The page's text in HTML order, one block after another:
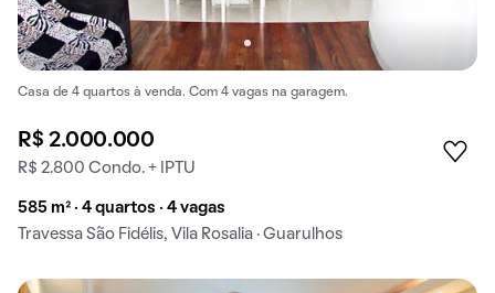
Casa de 4 quartos à venda. Com 4 vagas na garagem.
R$ 2.000.000
R$ 2.800 Condo. + IPTU
585 m² · 4 quartos · 4 vagas
Travessa São Fidélis, Vila Rosalia · Guarulhos